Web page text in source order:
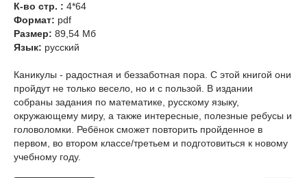
К-во стр. : 4*64
Формат: pdf
Размер: 89,54 Мб
Язык: русский
Каникулы - радостная и беззаботная пора. С этой книгой они
пройдут не только весело, но и с пользой. В издании
собраны задания по математике, русскому языку,
окружающему миру, а также интересные, полезные ребусы и
головоломки. Ребёнок сможет повторить пройденное в
первом, во втором классе/третьем и подготовиться к новому
учебному году.